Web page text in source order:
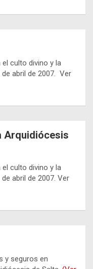
culto divino y la
abril de 2007. Ver
Arquidiócesis
culto divino y la
abril de 2007. Ver
y seguros en